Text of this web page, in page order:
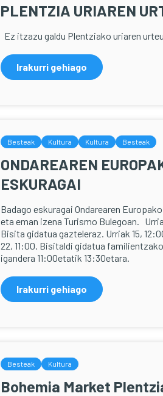
PLENTZIA URIAREN
Ez itzazu galdu Plentziako uriaren
Irakurri gehiago
Besteak Kultura Kultura Besteak
ONDAREAREN
ESKURAGAI
Badago eskuragai Ondarearen
eta eman izena Turismo Bulegoan.
Bisita gidatua gazteleraz. Urriak 15,
22, 11:00. Bisitaldi gidatua
igandera 11:00etatik 13:30etara.
Irakurri gehiago
Besteak Kultura
Bohemia Market